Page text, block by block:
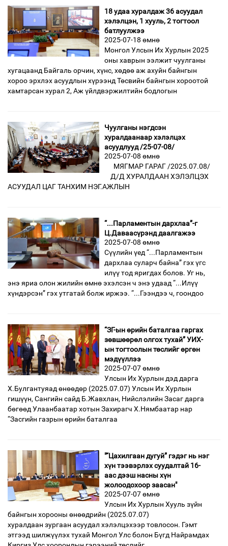
18 удаа хуралдаж 36 асуудал
хэлэлцэн, 1 хууль, 2 тогтоол
батлуулжээ
2025-07-18 өмнө
Монгол Улсын Их Хурлын 2025
оны хаврын ээлжит чуулганы
хугацаанд Байгаль орчин, хүнс, хөдөө аж ахуйн байнгын
хороо эрхлэх асуудлын хүрээнд Төсвийн байнгын хороотой
хамтарсан хурал 2, Аж үйлдвэржилтийн бодлогын
Чуулганы нэгдсэн
хуралдаанаар хэлэлцэх
асуудлууд /25-07-08/
2025-07-08 өмнө
МЯГМАР ГАРАГ /2025.07.08/
Д/Д ХУРАЛДААН ХЭЛЭЛЦЭХ
АСУУДАЛ ЦАГ ТАНХИМ НЭГ.АЖЛЫН
“...Парламентын дархлаа”-г
Ц.Даваасүрэнд даалгажээ
2025-07-08 өмнө
Сүүлийн үед “...Парламентын
дархлаа суларч байна” гэх үгс
илүү тод яригдах болов. Уг нь,
энэ яриа олон жилийн өмнө эхэлсэн ч энэ удаад “...Илүү
хүндэрсэн” гэх утгатай болж иржээ. “...Гээндээ ч, гоондоо
“ЗГ-ын өрийн баталгаа гаргах
зөвшөөрөл олгох тухай” УИХ-
ын тогтоолын төслийг өргөн
мэдүүллээ
2025-07-07 өмнө
Улсын Их Хурлын дэд дарга
Х.Булгантуяад өнөөдөр (2025.07.07) Улсын Их Хурлын
гишүүн, Сангийн сайд Б.Жавхлан, Нийслэлийн Засаг дарга
бөгөөд Улаанбаатар хотын Захирагч Х.Нямбаатар нар
“Засгийн газрын өрийн баталгаа
"“Цахилгаан дугуй” гэдэг нь нэг
хүн тээвэрлэх суудалтай 16-
аас дээш насны хүн
жолоодохоор заасан"
2025-07-07 өмнө
Улсын Их Хурлын Хууль зүйн
байнгын хорооны өнөөдрийн (2025.07.07)
хуралдаан зургаан асуудал хэлэлцэхээр товлосон. Гэмт
этгээд шилжүүлэх тухай Монгол Улс болон Бүгд Найрамдах